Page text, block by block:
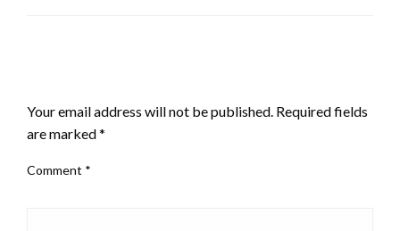
Your email address will not be published. Required fields
are marked*
Comment *